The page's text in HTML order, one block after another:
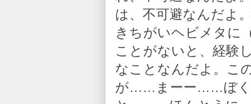
は、不可避なんだよ
きちがいヘビメタに
ことがないと、経験
なことなんだよ。こ
が……まーー……ぼく